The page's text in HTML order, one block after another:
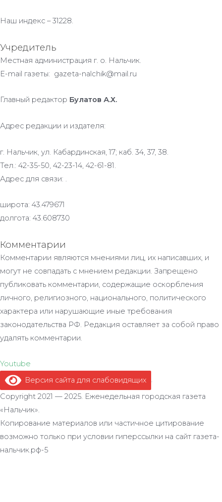
Наш индекс – 31228.
Учредитель
Местная администрация г. о. Нальчик.
E-mail газеты: gazeta-nalchik@mail.ru
Главный редактор Булатов А.Х.
Адрес редакции и издателя:
г. Нальчик, ул. Кабардинская, 17; каб. 34, 37, 38.
Тел.: 42-35-50, 42-23-14, 42-61-81.
Адрес для связи: .
широта: 43.479671
долгота: 43.608730
Комментарии
Комментарии являются мнениями лиц, их написавших, и
могут не совпадать с мнением редакции. Запрещено
публиковать комментарии, содержащие оскорбления
личного, религиозного, национального, политического
характера или нарушающие иные требования
законодательства РФ. Редакция оставляет за собой право
удалять комментарии.
Youtube
Версия сайта для слабовидящих
.
Copyright 2021 — 2025. Еженедельная городская газета
«Нальчик».
Копирование материалов или частичное цитирование
возможно только при условии гиперссылки на сайт газета-
нальчик.рф-5